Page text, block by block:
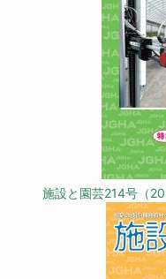
施設と園芸214号（